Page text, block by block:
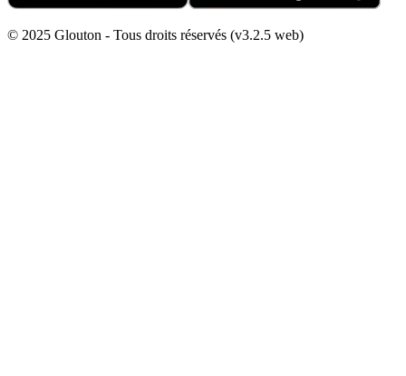
© 2025 Glouton - Tous droits réservés (v3.2.5 web)